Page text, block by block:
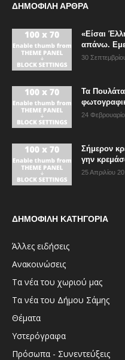
ΔΗΜΟΦΙΛΗ ΑΡΘΡΑ
«Είσαι
απάνω.
30
Τα
24
Σήμερον
γην
25 Απριλίου
ΔΗΜΟΦΙΛΗ ΚΑΤΗΓΟΡΙΑ
Άλλες ειδήσεις
Ανακοινώσεις
Τα νέα του χωριού μας
Τα νέα του Δήμου Σάμης
Θέματα
Υστερόγραφα
Πρόσωπα - Συνεντεύξεις